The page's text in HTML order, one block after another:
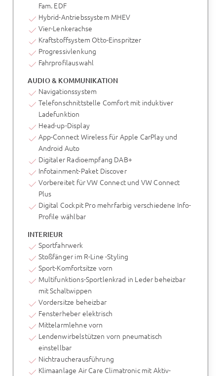
Fam. EDF
Hybrid-Antriebssystem MHEV
Vier-Lenkerachse
Kraftstoffsystem Otto-Einspritzer
Progressivlenkung
Fahrprofilauswahl
AUDIO & KOMMUNIKATION
Navigationssystem
Telefonschnittstelle Comfort mit induktiver
Ladefunktion
Head-up-Display
App-Connect Wireless für Apple CarPlay und
Android Auto
Digitaler Radioempfang DAB+
Infotainment-Paket Discover
Vorbereitet für VW Connect und VW Connect
Plus
Digital Cockpit Pro mehrfarbig verschiedene Info-
Profile wählbar
INTERIEUR
Sportfahrwerk
Stoßfänger im R-Line -Styling
Sport-Komfortsitze vorn
Multifunktions-Sportlenkrad in Leder beheizbar
mit Schaltwippen
Vordersitze beheizbar
Fensterheber elektrisch
Mittelarmlehne vorn
Lendenwirbelstützen vorn pneumatisch
einstellbar
Nichtraucherausführung
Klimaanlage Air Care Climatronic mit Aktiv-